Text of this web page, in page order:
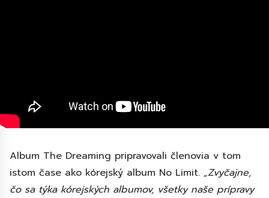
Album The Dreaming pripravovali členovia v tom
istom čase ako kórejský album No Limit. „Zvyčajne,
čo sa týka kórejských albumov, všetky naše prípravy